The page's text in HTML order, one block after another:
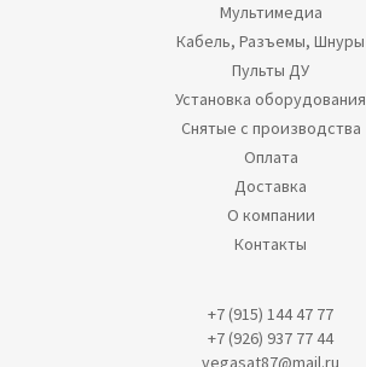
Мультимедиа
Кабель, Разъемы, Шнуры
Пульты ДУ
Установка оборудования
Снятые с производства
Оплата
Доставка
О компании
Контакты
+7 (915) 144 47 77
+7 (926) 937 77 44
vegasat87@mail.ru